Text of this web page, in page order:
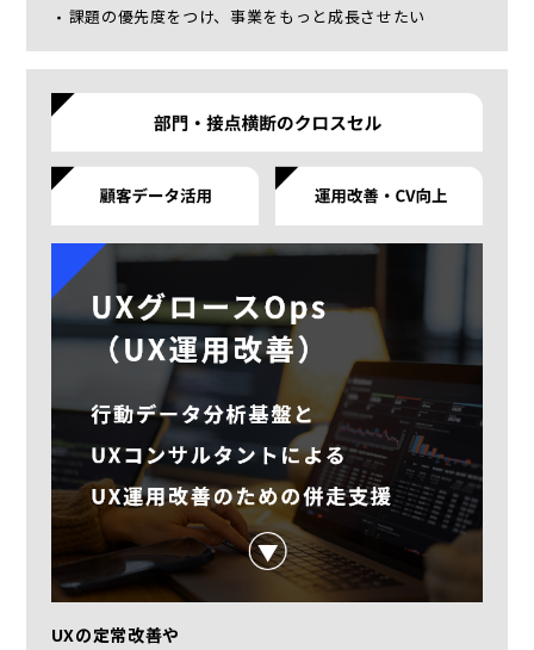
課題の優先度をつけ、事業をもっと成長させたい
UXの定常改善や